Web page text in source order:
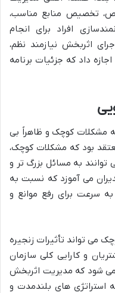
تخصیص منابع مناسب،
افراد برای انجام
اثربخش نیازمند نظم،
داد که جزئیات برنامه
مشکلات کوچک و ظاهراً بی
بود که مشکلات کوچک،
توانند به مسائل بزرگ تر و
می آموزد که نسبت به
سرعت برای رفع موانع و
می تواند تأثیرات زنجیره
و کارایی کلی سازمان
می شود که مدیریت اثربخش
استراتژی های بلندمدت و